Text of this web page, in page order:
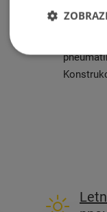
určeny
silnicích